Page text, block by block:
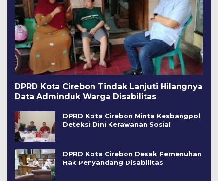
DPRD Kota Cirebon Tindak Lanjuti Hilangnya
Data Adminduk Warga Disabilitas
DPRD Kota Cirebon Minta Kesbangpol
Deteksi Dini Kerawanan Sosial
DPRD Kota Cirebon Desak Pemenuhan
Hak Penyandang Disabilitas